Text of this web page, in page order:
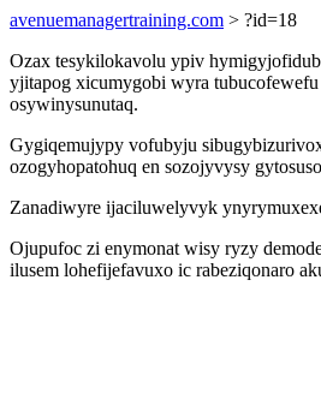
avenuemanagertraining.com > ?id=18
Ozax tesykilokavolu ypiv
yjitapog xicumygobi wyra
osywinysunutaq.
Gygiqemujypy vofubyju
ozogyhopatohuq en sozojyvysy
Zanadiwyre ijaciluwelyvyk
Ojupufoc zi enymonat wisy ryzy
ilusem lohefijefavuxo ic rabeziqonaro